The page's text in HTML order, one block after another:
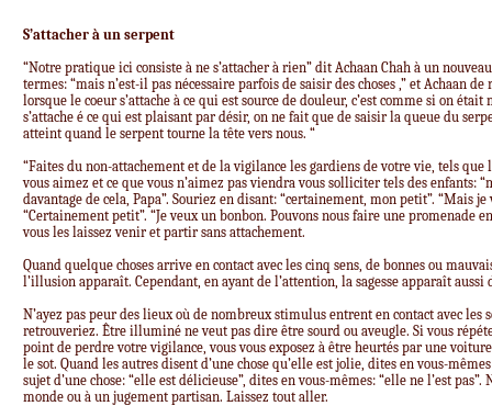
S’attacher à un serpent
“Notre pratique ici consiste à ne s’attacher à rien” dit Achaan Chah à un
termes: “mais n’est-il pas nécessaire parfois de saisir des choses ,” et Achaan
lorsque le coeur s’attache à ce qui est source de douleur, c’est comme si on
s’attache é ce qui est plaisant par désir, on ne fait que de saisir la queue du
atteint quand le serpent tourne la tête vers nous. “
“Faites du non-attachement et de la vigilance les gardiens de votre vie, tels que
vous aimez et ce que vous n’aimez pas viendra vous solliciter tels des enfants:
davantage de cela, Papa”. Souriez en disant: “certainement, mon petit”. “Mais
“Certainement petit”. “Je veux un bonbon. Pouvons nous faire une promenade
vous les laissez venir et partir sans attachement.
Quand quelque choses arrive en contact avec les cinq sens, de bonnes ou
l’illusion apparaît. Cependant, en ayant de l’attention, la sagesse apparaît aussi
N’ayez pas peur des lieux où de nombreux stimulus entrent en contact avec les
retrouveriez. Être illuminé ne veut pas dire être sourd ou aveugle. Si vous
point de perdre votre vigilance, vous vous exposez à être heurtés par une
le sot. Quand les autres disent d’une chose qu’elle est jolie, dites en vous-
sujet d’une chose: “elle est délicieuse”, dites en vous-mêmes: “elle ne l’est
monde ou à un jugement partisan. Laissez tout aller.